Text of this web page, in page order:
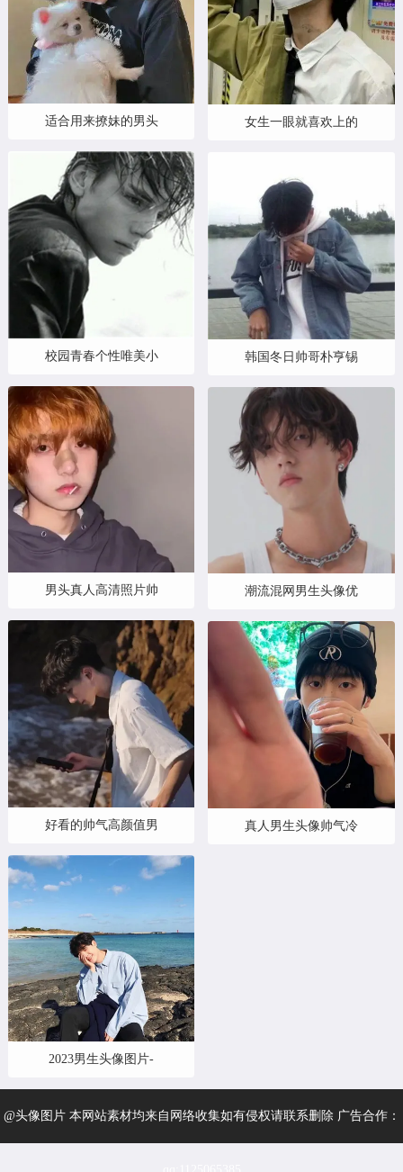
适合用来撩妹的男头
校园青春个性唯美小
男头真人高清照片帅
好看的帅气高颜值男
2023男生头像图片-
女生一眼就喜欢上的
韩国冬日帅哥朴亨锡
潮流混网男生头像优
真人男生头像帅气冷
@头像图片 本网站素材均来自网络收集如有侵权请联系删除 广告合作：